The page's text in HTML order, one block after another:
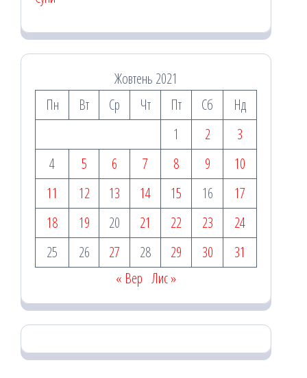
Жовтень 2021
Пн
Вт Ср Чт Пт Сб
Нд
1
2
3
4
5 6 7 8 9
10
11
12 13 14 15 16
17
18
19 20 21 22 23
24
25
26 27 28 29 30
31
« Вер Лис »